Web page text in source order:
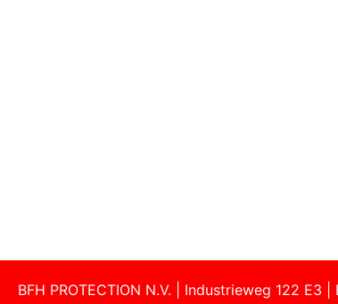
BFH PROTECTION N.V. | Industrieweg 122 E3